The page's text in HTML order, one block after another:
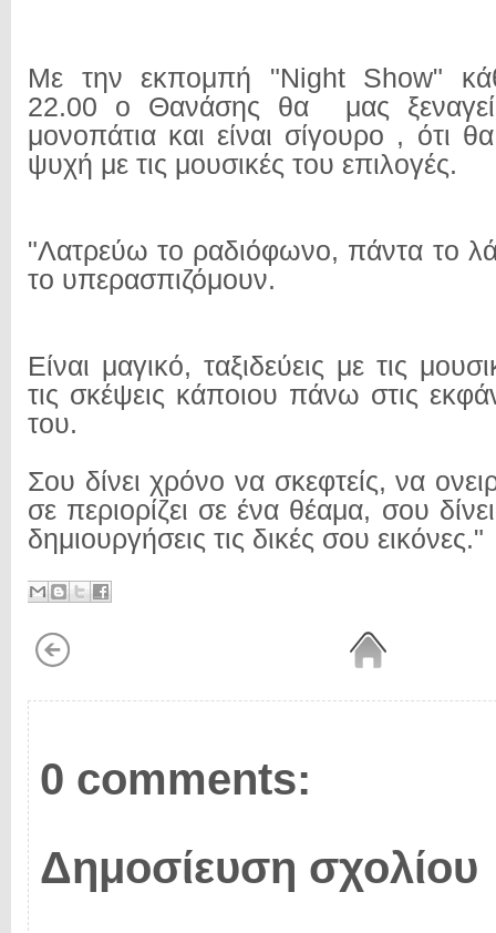
Με την εκπομπή "Night Show"
22.00 ο Θανάσης θα μας ξεναγεί
μονοπάτια και είναι σίγουρο , ότι
ψυχή με τις μουσικές του επιλογές.
"Λατρεύω το ραδιόφωνο, πάντα το
το υπερασπιζόμουν.
Είναι μαγικό, ταξιδεύεις με τις
τις σκέψεις κάποιου πάνω στις
του.
Σου δίνει χρόνο να σκεφτείς, να
σε περιορίζει σε ένα θέαμα, σου
δημιουργήσεις τις δικές σου εικόνες."
0 comments:
Δημοσίευση σχολίου